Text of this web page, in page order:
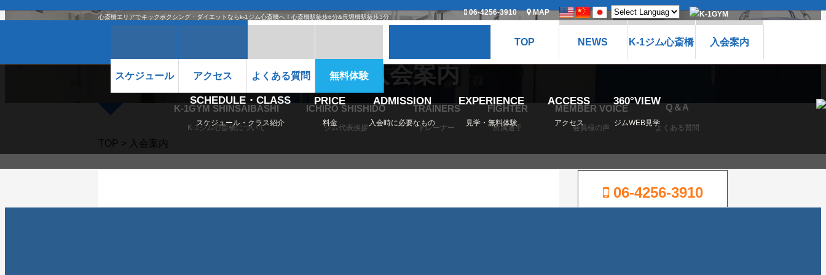
心斎橋エリアでキックボクシング・ダイエットならk-1ジム心斎橋へ！心斎橋駅徒歩6分&長堀橋駅徒歩3分
06-4256-3910 MAP
TOP NEWS K-1ジム心斎橋 入会案内
スケジュール アクセス よくある質問 無料体験
K-1GYM SHINSAIBASHI
K-1ジム心斎橋について
ICHIRO SHISHIDO
ジム代表挨拶
TRAINERS
トレーナー
FIGHTER
所属選手
MEMBER VOICE
会員様の声
Q＆A
よくある質問
SCHEDULE・CLASS
スケジュール・クラス紹介
PRICE
料金
ADMISSION
入会時に必要なもの
EXPERIENCE
見学・無料体験
ACCESS
アクセス
360°VIEW
ジムWEB見学
入会案内
TOP > 入会案内
06-4256-3910